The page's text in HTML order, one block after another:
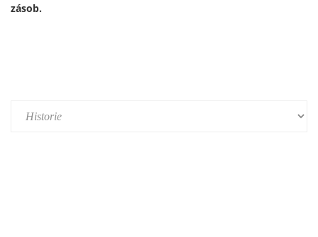
prostředků německého obranného rozpočtu a evropských